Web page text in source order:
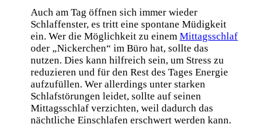
Auch am Tag öffnen sich immer wieder
Schlaffenster, es tritt eine spontane Müdigkeit
ein. Wer die Möglichkeit zu einemMittagsschlaf
oder „Nickerchen“ im Büro hat, sollte das
nutzen. Dies kann hilfreich sein, um Stress zu
reduzieren und für den Rest des Tages Energie
aufzufüllen. Wer allerdings unter starken
Schlafstörungen leidet, sollte auf seinen
Mittagsschlaf verzichten, weil dadurch das
nächtliche Einschlafen erschwert werden kann.